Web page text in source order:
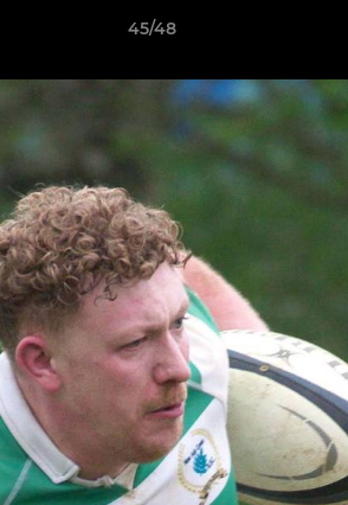
45/48